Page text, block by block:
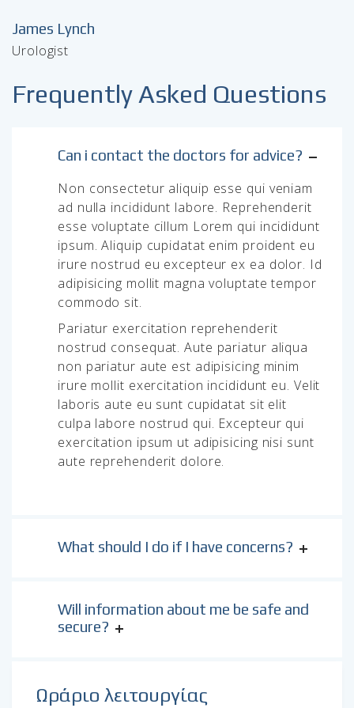
James Lynch
Urologist
Frequently Asked Questions
Can i contact the doctors for advice?
Non consectetur aliquip esse qui veniam
ad nulla incididunt labore. Reprehenderit
esse voluptate cillum Lorem qui incididunt
ipsum. Aliquip cupidatat enim proident eu
irure nostrud eu excepteur ex ea dolor. Id
adipisicing mollit magna voluptate tempor
commodo sit.
Pariatur exercitation reprehenderit
nostrud consequat. Aute pariatur aliqua
non pariatur aute est adipisicing minim
irure mollit exercitation incididunt eu. Velit
laboris aute eu sunt cupidatat sit elit
culpa labore nostrud qui. Excepteur qui
exercitation ipsum ut adipisicing nisi sunt
aute reprehenderit dolore.
What should I do if I have concerns?
Will information about me be safe and
secure?
Ωράριο λειτουργίας